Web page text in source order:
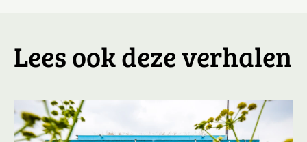
Lees ook deze verhalen